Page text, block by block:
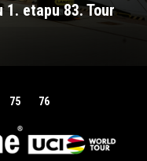
etapu 83. Tour
75 76